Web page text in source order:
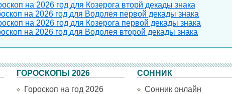
на 2026 год для Козерога вторй декады знака
на 2026 год для Водолея первой декады знака
на 2026 год для Козерога первой декады знака
на 2026 год для Водолея второй декады знака
ГОРОСКОПЫ 2026
Гороскоп на год 2026
СОННИК
Сонник онлайн